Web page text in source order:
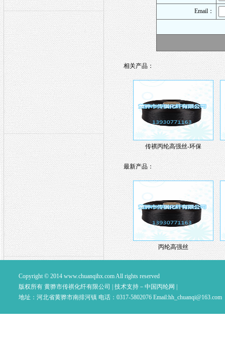
Email：
相关产品：
传祺丙纶高强丝-环保
最新产品：
丙纶高强丝
Copyright © 2014 www.chuanqihx.comAll rights reserved
版权所有 黄骅市传祺化纤有限公司 | 技术支持－中国丙纶网
地址：河北省黄骅市南排河镇 电话：0317-5802076 Email:hh_chuanqi@163.com